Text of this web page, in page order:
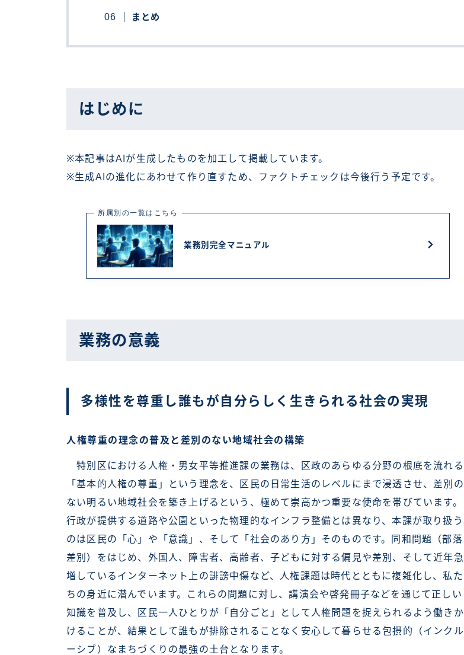
まとめ
はじめに
※本記事はAIが生成したものを加工して掲載しています。
※生成AIの進化にあわせて作り直すため、ファクトチェックは今後行う予定です。
所属別の一覧はこちら
業務別完全マニュアル
業務の意義
多様性を尊重し誰もが自分らしく生きられる社会の実現
人権尊重の理念の普及と差別のない地域社会の構築
特別区における人権・男女平等推進課の業務は、区政のあらゆる分野の根底を流れる
「基本的人権の尊重」という理念を、区民の日常生活のレベルにまで浸透させ、差別の
ない明るい地域社会を築き上げるという、極めて崇高かつ重要な使命を帯びています。
行政が提供する道路や公園といった物理的なインフラ整備とは異なり、本課が取り扱う
のは区民の「心」や「意識」、そして「社会のあり方」そのものです。同和問題（部落
差別）をはじめ、外国人、障害者、高齢者、子どもに対する偏見や差別、そして近年急
増しているインターネット上の誹謗中傷など、人権課題は時代とともに複雑化し、私た
ちの身近に潜んでいます。これらの問題に対し、講演会や啓発冊子などを通じて正しい
知識を普及し、区民一人ひとりが「自分ごと」として人権問題を捉えられるよう働きか
けることが、結果として誰もが排除されることなく安心して暮らせる包摂的（インクル
ーシブ）なまちづくりの最強の土台となります。